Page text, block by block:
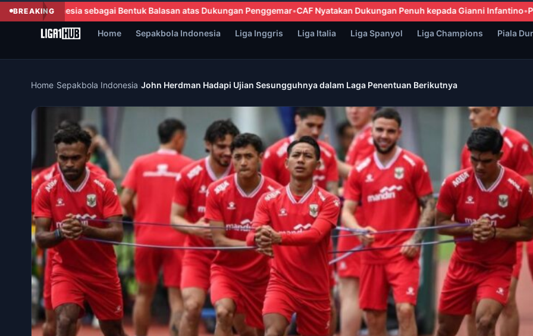
BREAKINGatas Dukungan Penggemar CAF Nyatakan Dukungan Penuh kepada Gianni Infantino Presiden FA Yordania: Tidak Akan
Home Sepakbola Indonesia Liga Inggris Liga Italia Liga Spanyol Liga Champions Piala
Home Sepakbola Indonesia John Herdman Hadapi Ujian Sesungguhnya dalam Laga Penentuan Berikutnya